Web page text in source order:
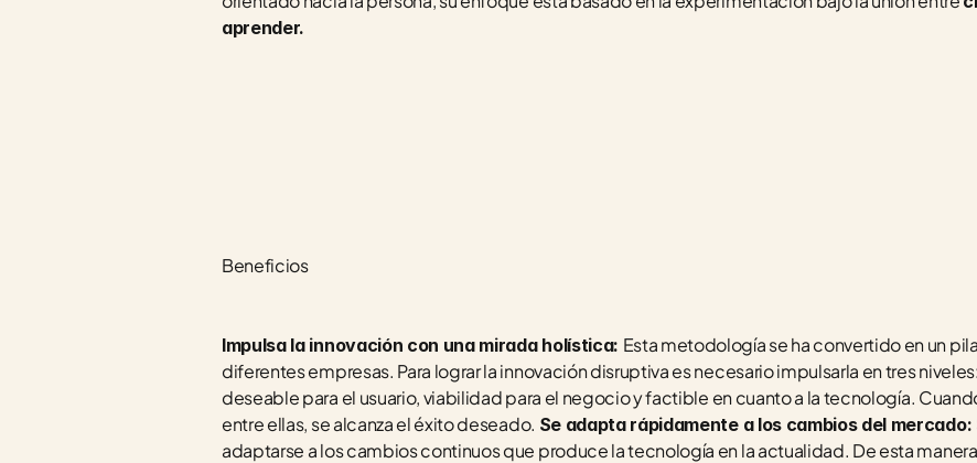
aprender.
Beneficios
Impulsa la innovación con una mirada holística: Esta metodología se ha convertido en un
diferentes empresas. Para lograr la innovación disruptiva es necesario impulsarla en tres
deseable para el usuario, viabilidad para el negocio y factible en cuanto a la tecnología.
entre ellas, se alcanza el éxito deseado. Se adapta rápidamente a los cambios del mercado:
adaptarse a los cambios continuos que produce la tecnología en la actualidad. De esta